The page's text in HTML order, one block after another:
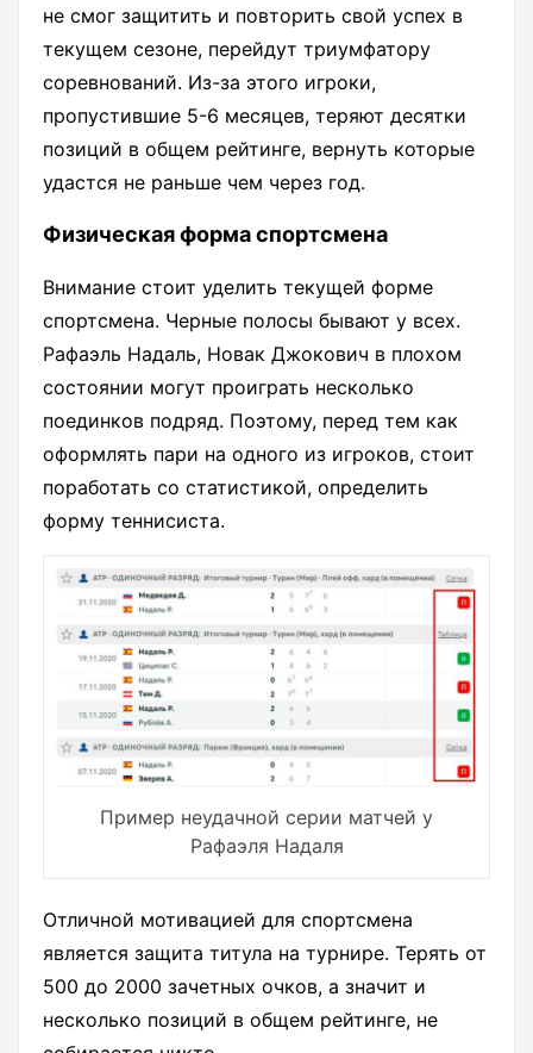
не смог защитить и повторить свой успех в
текущем сезоне, перейдут триумфатору
соревнований. Из-за этого игроки,
пропустившие 5-6 месяцев, теряют десятки
позиций в общем рейтинге, вернуть которые
удастся не раньше чем через год.
Физическая форма спортсмена
Внимание стоит уделить текущей форме
спортсмена. Черные полосы бывают у всех.
Рафаэль Надаль, Новак Джокович в плохом
состоянии могут проиграть несколько
поединков подряд. Поэтому, перед тем как
оформлять пари на одного из игроков, стоит
поработать со статистикой, определить
форму теннисиста.
Пример неудачной серии матчей у
Рафаэля Надаля
Отличной мотивацией для спортсмена
является защита титула на турнире. Терять от
500 до 2000 зачетных очков, а значит и
несколько позиций в общем рейтинге, не